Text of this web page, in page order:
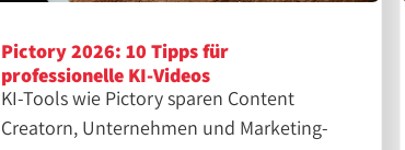
Pictory 2026: 10 Tipps für
professionelle KI-Videos
KI-Tools wie Pictory sparen Content
Creatorn, Unternehmen und Marketing-